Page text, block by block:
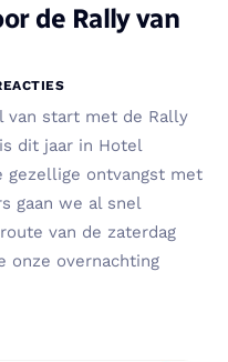
de Rally van
van start met de Rally
dit jaar in Hotel
gezellige ontvangst met
gaan we al snel
van de zaterdag
onze overnachting